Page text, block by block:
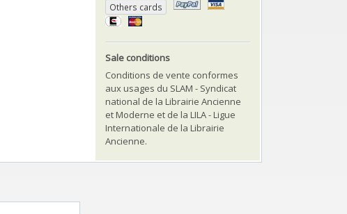
Others cards
Sale conditions
Conditions de vente conformes
aux usages du SLAM - Syndicat
national de la Librairie Ancienne
et Moderne et de la LILA - Ligue
Internationale de la Librairie
Ancienne.